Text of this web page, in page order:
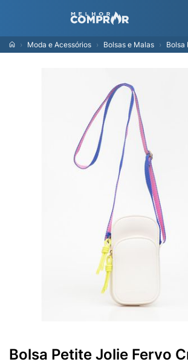
Moda e Acessórios Bolsas e Malas Bolsa
Bolsa Petite Jolie Fervo